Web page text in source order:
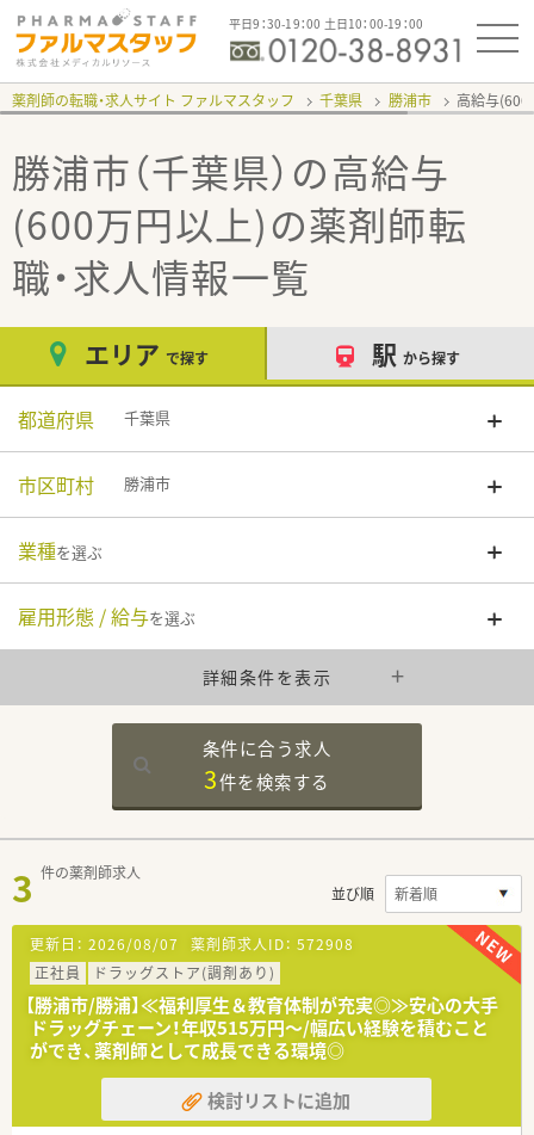
平日9：30-19：00 土日10：00-19：00
薬剤師の転職・求人サイト ファルマスタッフ 千葉県 勝浦市 高給与
勝浦市（千葉県）の高給与
(600万円以上)の薬剤師転
職・求人情報一覧
エリア で探す 駅 から探す
都道府県 千葉県
市区町村 勝浦市
業種を選ぶ
雇用形態 / 給与を選ぶ
詳細条件を表示
条件に合う求人
3件を検索する
3 件の薬剤師求人
並び順
更新日： 2026/08/07 薬剤師求人ID： 572908
正社員
ドラッグストア(調剤あり)
【勝浦市/勝浦】≪福利厚生＆教育体制が充実◎≫安心の大手
ドラッグチェーン！年収515万円～/幅広い経験を積むこと
ができ、薬剤師として成長できる環境◎
検討リストに追加